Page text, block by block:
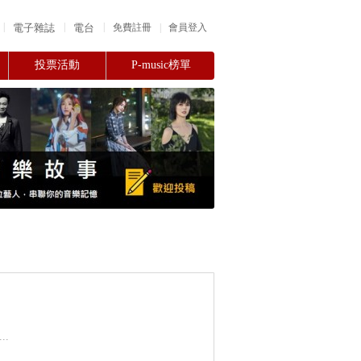
會員登入
免費註冊
電子雜誌 電台
投票活動 P-music榜單